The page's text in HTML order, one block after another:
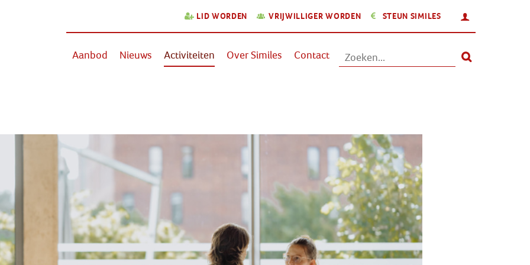
LID WORDEN VRIJWILLIGER WORDEN STEUN SIMILES
Aanbod Nieuws Activiteiten Over Similes Contact
Contact
Lid worden
Vrijwilliger worden
Steun Similes